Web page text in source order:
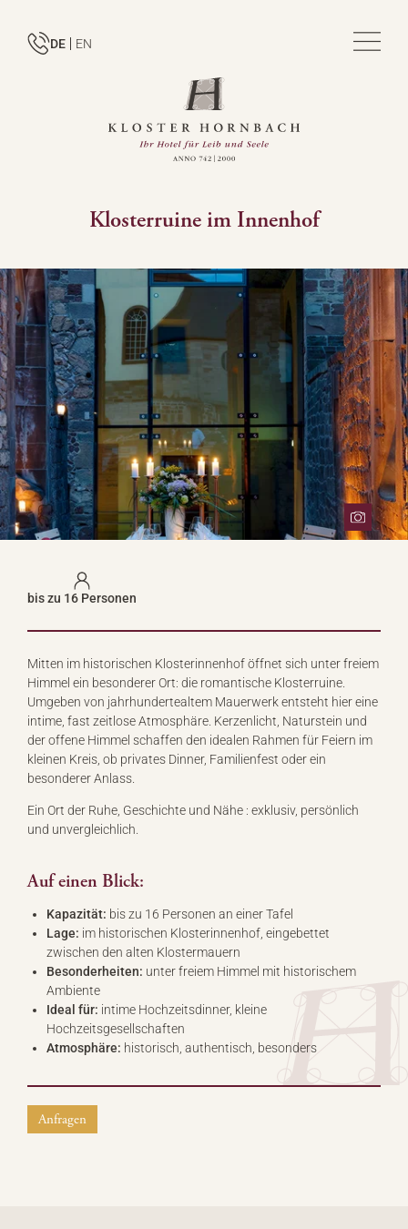
DE EN
Klosterruine im Innenhof
bis zu 16 Personen
Mitten im historischen Klosterinnenhof öffnet sich unter freiem
Himmel ein besonderer Ort: die romantische Klosterruine.
Umgeben von jahrhundertealtem Mauerwerk entsteht hier eine
intime, fast zeitlose Atmosphäre. Kerzenlicht, Naturstein und
der offene Himmel schaffen den idealen Rahmen für Feiern im
kleinen Kreis, ob privates Dinner, Familienfest oder ein
besonderer Anlass.
Ein Ort der Ruhe, Geschichte und Nähe : exklusiv, persönlich
und unvergleichlich.
Auf einen Blick:
Kapazität: bis zu 16 Personen an einer Tafel
Lage: im historischen Klosterinnenhof, eingebettet
zwischen den alten Klostermauern
Besonderheiten: unter freiem Himmel mit historischem
Ambiente
Ideal für: intime Hochzeitsdinner, kleine
Hochzeitsgesellschaften
Atmosphäre: historisch, authentisch, besonders
Anfragen